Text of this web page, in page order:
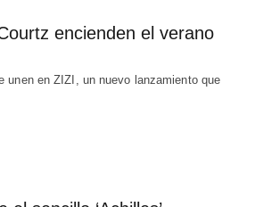
encienden el verano
unen en ZIZI, un nuevo lanzamiento que